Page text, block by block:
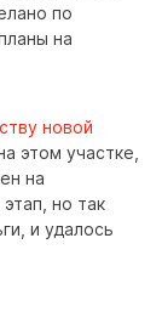
по
на
новой
этом участке,
на
но так
и удалось